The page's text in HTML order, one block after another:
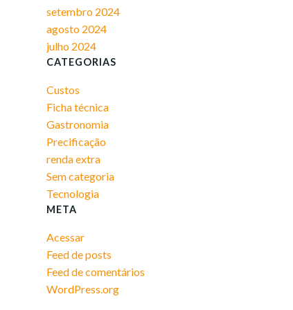
setembro 2024
agosto 2024
julho 2024
CATEGORIAS
Custos
Ficha técnica
Gastronomia
Precificação
renda extra
Sem categoria
Tecnologia
META
Acessar
Feed de posts
Feed de comentários
WordPress.org